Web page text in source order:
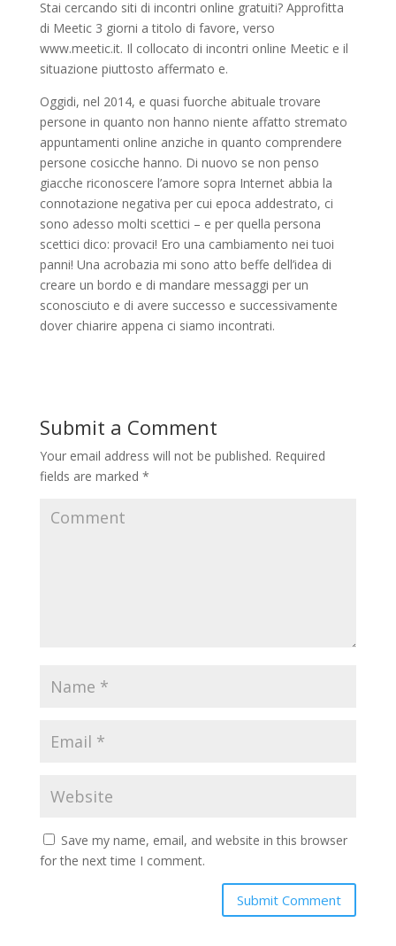
Stai cercando siti di incontri online gratuiti? Approfitta
di Meetic 3 giorni a titolo di favore, verso
www.meetic.it. Il collocato di incontri online Meetic e il
situazione piuttosto affermato e.
Oggidi, nel 2014, e quasi fuorche abituale trovare
persone in quanto non hanno niente affatto stremato
appuntamenti online anziche in quanto comprendere
persone cosicche hanno. Di nuovo se non penso
giacche riconoscere l’amore sopra Internet abbia la
connotazione negativa per cui epoca addestrato, ci
sono adesso molti scettici – e per quella persona
scettici dico: provaci! Ero una cambiamento nei tuoi
panni! Una acrobazia mi sono atto beffe dell’idea di
creare un bordo e di mandare messaggi per un
sconosciuto e di avere successo e successivamente
dover chiarire appena ci siamo incontrati.
Submit a Comment
Your email address will not be published. Required
fields are marked *
Save my name, email, and website in this browser
for the next time I comment.